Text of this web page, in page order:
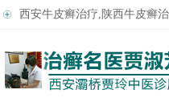
西安牛皮癣治疗,陕西牛皮癣